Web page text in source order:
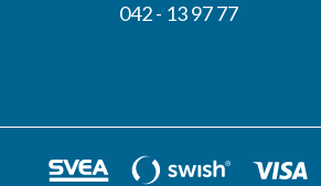
042 - 13 97 77